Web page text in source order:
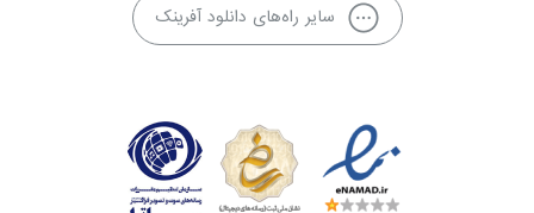
سایر راه‌های دانلود آفرینک